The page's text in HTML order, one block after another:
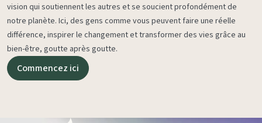
vision qui soutiennent les autres et se soucient profondément de
notre planète. Ici, des gens comme vous peuvent faire une réelle
différence, inspirer le changement et transformer des vies grâce au
bien-être, goutte après goutte.
Commencez ici